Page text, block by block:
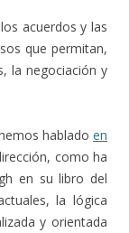
acuerdos y las
que permitan,
la negociación y
hablado en
como ha
en su libro del
la lógica
y orientada